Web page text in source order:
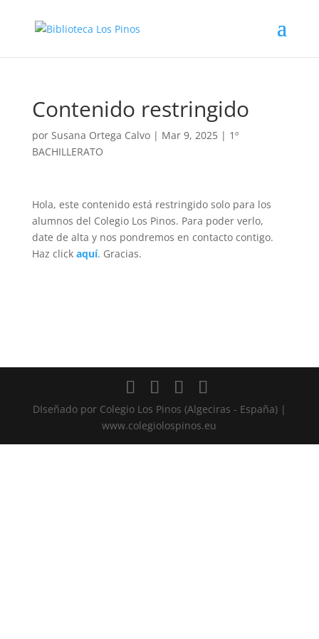
Contenido restringido
por Susana Ortega Calvo| Mar 9, 2025| 1º
BACHILLERATO
Hola, este contenido está restringido solo para los
alumnos del Colegio Los Pinos. Para poder verlo,
date de alta y nos pondremos en contacto contigo.
Haz click aquí. Gracias.
DIseñado por Colegio Los Pinos (Algeciras - España) |
www.colegiolospinos.eu